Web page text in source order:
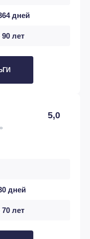
дней
лет
5,0
дней
лет